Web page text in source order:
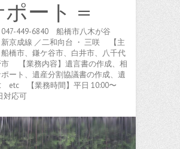
ポート =
047-449-6840 船橋市八木が谷
新京成線 ／二和向台 ・ 三咲 【主
橋市、鎌ケ谷市、白井市、八千代
市 【業務内容】遺言書の作成、相
ート、遺産分割協議書の作成、遺
etc 【業務時間】平日 10:00〜
応可